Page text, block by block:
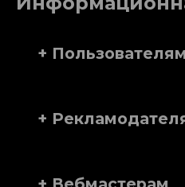
+ Пользователям
+